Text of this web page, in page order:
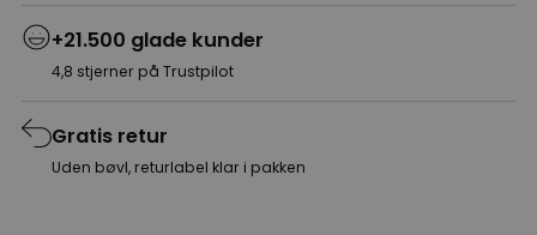
+21.500 glade kunder
4,8 stjerner på Trustpilot
Gratis retur
Uden bøvl, returlabel klar i pakken